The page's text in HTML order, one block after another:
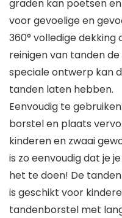
graden kan poetsen
voor gevoelige en
360° volledige
reinigen van tanden
speciale ontwerp kan
tanden laten hebben.
Eenvoudig te
borstel en plaats
kinderen en zwaai
is zo eenvoudig dat je
het te doen! De
is geschikt voor
tandenborstel met